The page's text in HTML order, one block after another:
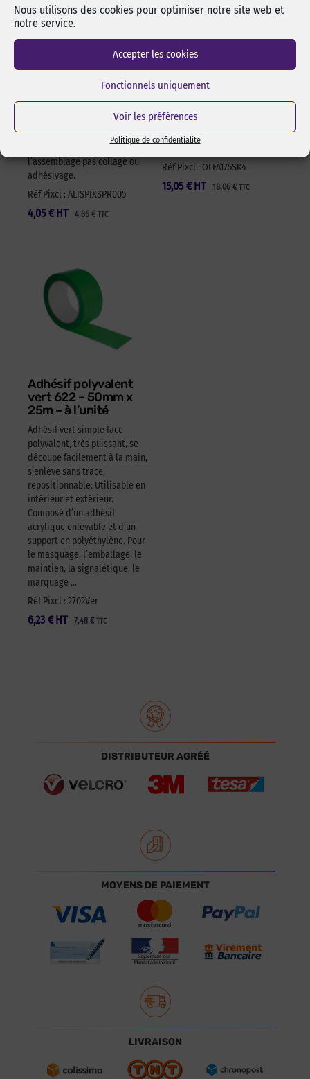
Nous utilisons des cookies pour optimiser notre site web et
notre service.
Accepter les cookies
Fonctionnels uniquement
Voir les préférences
Politique de confidentialité
Alcool isopropylique
by-pixcl en spray de
isopropylique de marque
pixcl, idéal pour dégraisser
l’assemblage pas collage ou
adhésivage.
Réf Pixcl : ALISPIXSPR005
4,05 € 4,86 € TTC
HT
Cutter sécurité Olfa
17,5 mm SK-4 Green
Cutter sécurité Olfa SK-4
Changement de lame rapide
et sans outils. Manche en
Réf Pixcl : OLFA175SK4
15,05 € 18,06 € TTC
HT
Adhésif polyvalent
vert 622 – 50mm x
25m – à l’unité
Adhésif vert simple face
polyvalent, très puissant, se
découpe facilement à la main,
s’enlève sans trace,
repositionnable. Utilisable en
intérieur et extérieur.
Composé d’un adhésif
acrylique enlevable et d’un
support en polyéthylène. Pour
le masquage, l’emballage, le
maintien, la signalétique, le
marquage …
Réf Pixcl : 2702Ver
6,23 € 7,48 € TTC
HT
DISTRIBUTEUR AGRÉÉ
MOYENS DE PAIEMENT
LIVRAISON